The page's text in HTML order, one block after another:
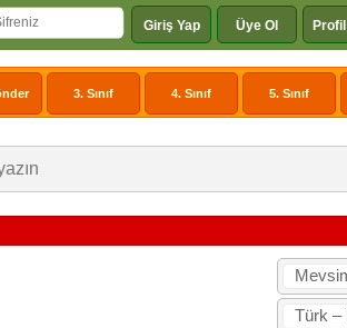
Giriş Yap Üye Ol
3. Sınıf 4. Sınıf 5. Sınıf
Türk –